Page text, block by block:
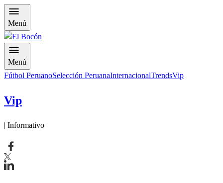
Menú
Menú
Fútbol PeruanoSelección PeruanaInternacionalTrendsVip
Vip
| Informativo